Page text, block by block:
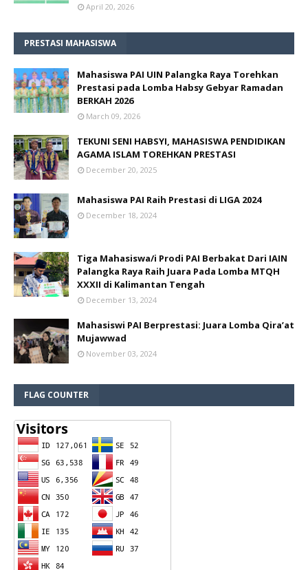
April 20, 2026
PRESTASI MAHASISWA
Mahasiswa PAI UIN Palangka Raya Torehkan
Prestasi pada Lomba Habsy Gebyar Ramadan
BERKAH 2026
March 09, 2026
TEKUNI SENI HABSYI, MAHASISWA PENDIDIKAN
AGAMA ISLAM TOREHKAN PRESTASI
December 20, 2025
Mahasiswa PAI Raih Prestasi di LIGA 2024
December 18, 2024
Tiga Mahasiswa/i Prodi PAI Berbakat Dari IAIN
Palangka Raya Raih Juara Pada Lomba MTQH
XXXII di Kalimantan Tengah
December 13, 2024
Mahasiswi PAI Berprestasi: Juara Lomba Qira’at
Mujawwad
November 03, 2024
FLAG COUNTER